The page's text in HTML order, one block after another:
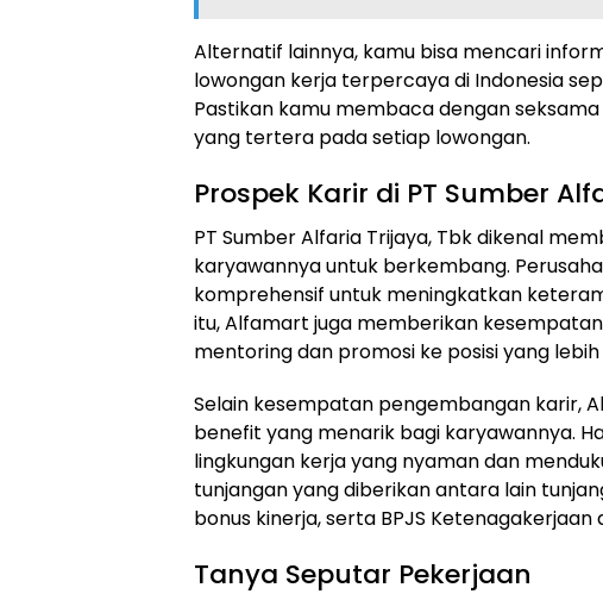
Alternatif lainnya, kamu bisa mencari
lowongan kerja terpercaya di Indonesia
Pastikan kamu membaca dengan
yang tertera pada setiap lowongan.
Prospek Karir di PT Sumber
PT Sumber Alfaria Trijaya, Tbk dikenal
karyawannya untuk berkembang.
komprehensif untuk meningkatkan
itu, Alfamart juga memberikan
mentoring dan promosi ke posisi yang lebih
Selain kesempatan pengembangan karir,
benefit yang menarik bagi karyawannya.
lingkungan kerja yang nyaman dan
tunjangan yang diberikan antara lain
bonus kinerja, serta BPJS Ketenagakerjaan
Tanya Seputar Pekerjaan